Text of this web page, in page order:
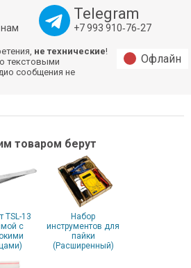
Telegram
+7 993 910‑76‑27
не технические!
текстовыми
сообщения не
Офлайн
товаром берут
TSL-13
с
Набор
инструментов для
пайки
(Расширенный)